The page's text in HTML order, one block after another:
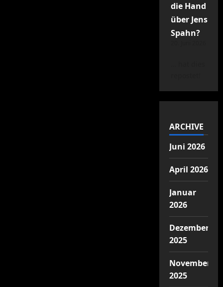
die Hand
über Jens
Spahn?
ARCHIVE
Juni 2026
April 2026
Januar
2026
Dezember
2025
November
2025